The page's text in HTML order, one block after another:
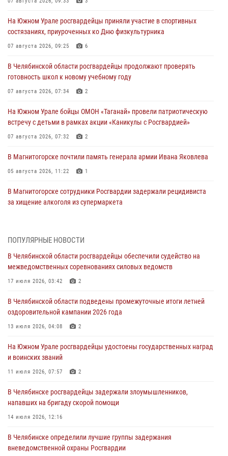
На Южном Урале росгвардейцы приняли участие в спортивных
состязаниях, приуроченных ко Дню физкультурника
07 августа 2026, 09:25 6
В Челябинской области росгвардейцы продолжают проверять
готовность школ к новому учебному году
07 августа 2026, 07:34 2
На Южном Урале бойцы ОМОН «Таганай» провели патриотическую
встречу с детьми в рамках акции «Каникулы с Росгвардией»
07 августа 2026, 07:32 2
В Магнитогорске почтили память генерала армии Ивана Яковлева
05 августа 2026, 11:22 1
В Магнитогорске сотрудники Росгвардии задержали рецидивиста
за хищение алкоголя из супермаркета
На Южном Урале спецназ Росгвардии провел военно-полевые
Росгвардейцы задержали трёх магазинных воров в Челябинске
На Южном Урале сотрудники Росгвардии задержали
подозреваемого в совершении убийства
В Челябинской области росгвардейцами по горячим следам
задержан подозреваемый в грабеже
ПОПУЛЯРНЫЕ НОВОСТИ
В Челябинской области росгвардейцы обеспечили судейство на
межведомственных соревнованиях силовых ведомств
17 июля 2026, 03:42 2
В Челябинской области подведены промежуточные итоги летней
оздоровительной кампании 2026 года
13 июля 2026, 04:08 2
На Южном Урале росгвардейцы удостоены государственных наград
и воинских званий
11 июля 2026, 07:57 2
В Челябинске росгвардейцы задержали злоумышленников,
напавших на бригаду скорой помощи
14 июля 2026, 12:16
В Челябинске определили лучшие группы задержания
вневедомственной охраны Росгвардии